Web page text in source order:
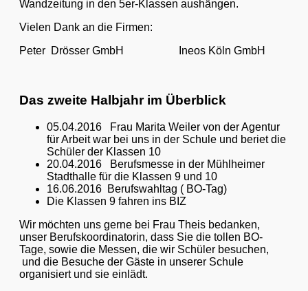
Wandzeitung in den 5er-Klassen aushängen.
Vielen Dank an die Firmen:
Peter Drösser GmbH Ineos Köln GmbH
Das zweite Halbjahr im Überblick
05.04.2016 Frau Marita Weiler von der Agentur
für Arbeit war bei uns in der Schule und beriet die
Schüler der Klassen 10
20.04.2016 Berufsmesse in der Mühlheimer
Stadthalle für die Klassen 9 und 10
16.06.2016 Berufswahltag ( BO-Tag)
Die Klassen 9 fahren ins BIZ
Wir möchten uns gerne bei Frau Theis bedanken,
unser Berufskoordinatorin, dass Sie die tollen BO-
Tage, sowie die Messen, die wir Schüler besuchen,
und die Besuche der Gäste in unserer Schule
organisiert und sie einlädt.